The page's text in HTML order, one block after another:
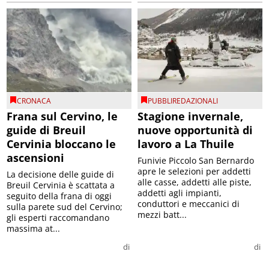
CRONACA
Frana sul Cervino, le
guide di Breuil
Cervinia bloccano le
ascensioni
di
La decisione delle guide di
Breuil Cervinia è scattata a
seguito della frana di oggi
sulla parete sud del Cervino;
gli esperti raccomandano
massima at...
PUBBLIREDAZIONALI
Stagione invernale,
nuove opportunità di
lavoro a La Thuile
di
Funivie Piccolo San Bernardo
apre le selezioni per addetti
alle casse, addetti alle piste,
addetti agli impianti,
conduttori e meccanici di
mezzi batt...